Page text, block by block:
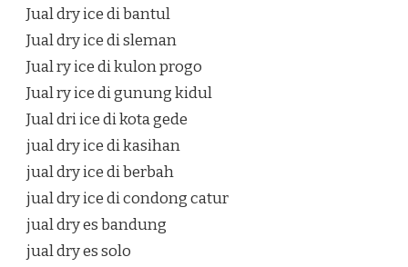
Jual dry ice di bantul
Jual dry ice di sleman
Jual ry ice di kulon progo
Jual ry ice di gunung kidul
Jual dri ice di kota gede
jual dry ice di kasihan
jual dry ice di berbah
jual dry ice di condong catur
jual dry es bandung
jual dry es solo